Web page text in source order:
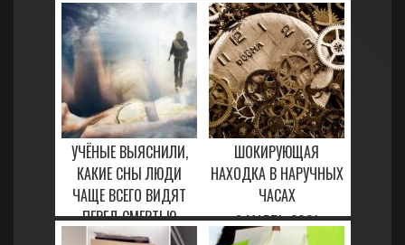
28 МАРТА, 2023
УЧЁНЫЕ ВЫЯСНИЛИ,
КАКИЕ СНЫ ЛЮДИ
ЧАЩЕ ВСЕГО ВИДЯТ
ПЕРЕД СМЕРТЬЮ
ШОКИРУЮЩАЯ
НАХОДКА В НАРУЧНЫХ
ЧАСАХ
6 МАРТА, 2021